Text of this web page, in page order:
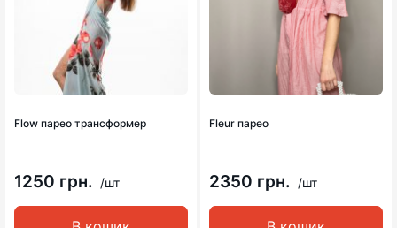
Flow парео трансформер
1250 грн. /шт
Fleur парео
2350 грн. /шт